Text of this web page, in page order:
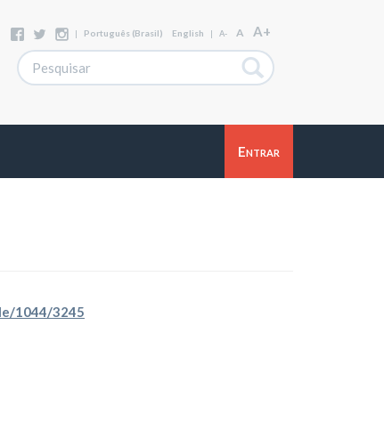
| Português (Brasil) English | A- A A+
Entrar
1044/3245